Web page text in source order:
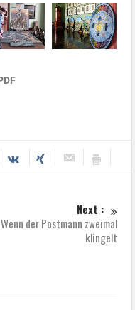
Next :
Wenn der Postmann zweimal
klingelt